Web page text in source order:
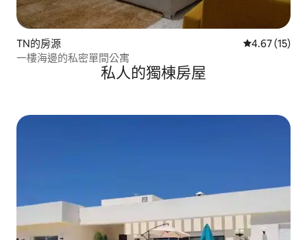
TN的房源 從 15 則評價
4.67 (15)
一樓海邊的私密單間公寓
私人的獨棟房屋